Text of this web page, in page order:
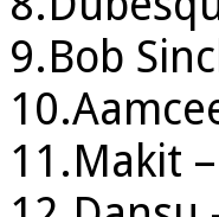
9.Bob
11.Makit